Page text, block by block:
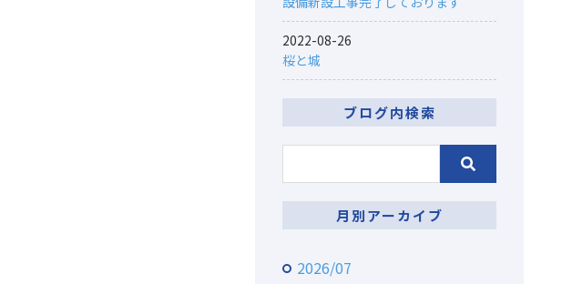
2022-08-26
桜と城
ブログ内検索
月別アーカイブ
2026/07